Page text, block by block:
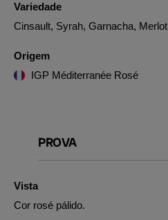
Variedade
Cinsault, Syrah, Garnacha, Merlot
Origem
IGP Méditerranée Rosé
PROVA
Vista
Cor rosé pálido.